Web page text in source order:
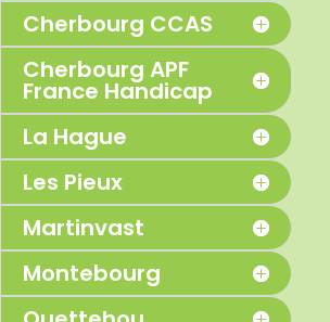
Cherbourg CCAS
Cherbourg APF
France Handicap
La Hague
Les Pieux
Martinvast
Montebourg